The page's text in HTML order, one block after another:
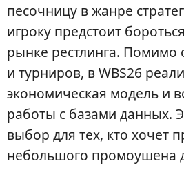
песочницу в жанре
игроку предстоит
рынке рестлинга. Помимо
и турниров, в WBS26
экономическая модель и
работы с базами данных.
выбор для тех, кто хочет
небольшого промоушена